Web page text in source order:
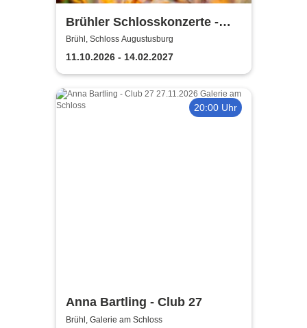
Brühler Schlosskonzerte -
Bach um vier 2026/27
Brühl, Schloss Augustusburg
11.10.2026 - 14.02.2027
20:00 Uhr
Anna Bartling - Club 27
Brühl, Galerie am Schloss